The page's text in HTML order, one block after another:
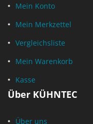
Mein Konto
Mein Merkzettel
Vergleichsliste
Mein Warenkorb
Kasse
Über KÜHNTEC
Über uns